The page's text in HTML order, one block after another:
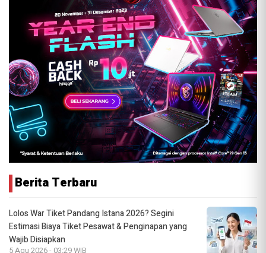
Berita Terbaru
Lolos War Tiket Pandang Istana 2026? Segini
Estimasi Biaya Tiket Pesawat & Penginapan yang
Wajib Disiapkan
5 Agu 2026 - 03:29 WIB